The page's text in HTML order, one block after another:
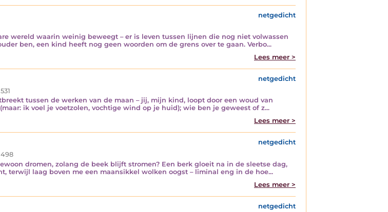
netgedicht
wereld waarin weinig beweegt – er is leven tussen lijnen die nog niet volwassen
ben, een kind heeft nog geen woorden om de grens over te gaan. Verbo...
Lees meer >
netgedicht
tussen de werken van de maan – jij, mijn kind, loopt door een woud van
ik voel je voetzolen, vochtige wind op je huid); wie ben je geweest of z...
Lees meer >
netgedicht
dromen, zolang de beek blijft stromen? Een berk gloeit na in de sleetse dag,
terwijl laag boven me een maansikkel wolken oogst – liminal eng in de hoe...
Lees meer >
netgedicht